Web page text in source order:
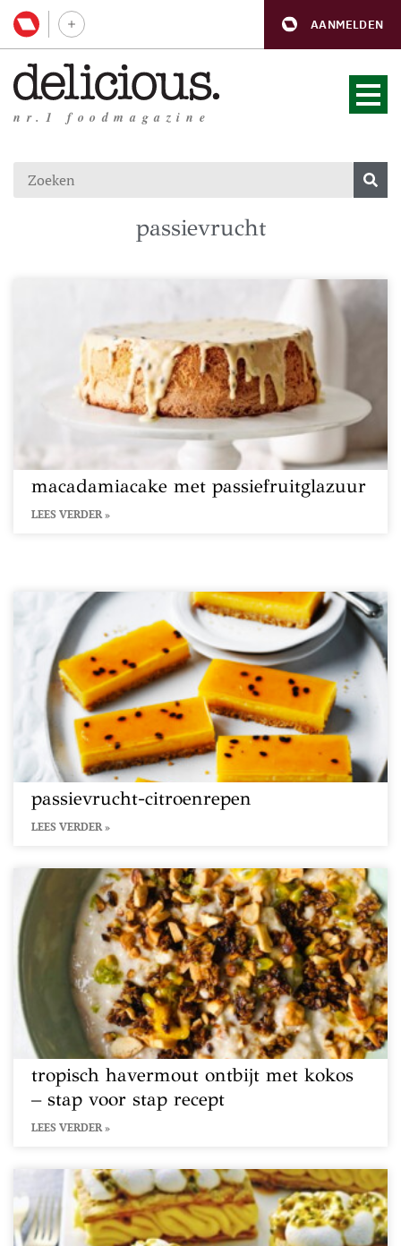
AANMELDEN
nr.1 foodmagazine
passievrucht
macadamiacake met passiefruitglazuur
LEES VERDER »
passievrucht-citroenrepen
LEES VERDER »
tropisch havermout ontbijt met kokos
– stap voor stap recept
LEES VERDER »